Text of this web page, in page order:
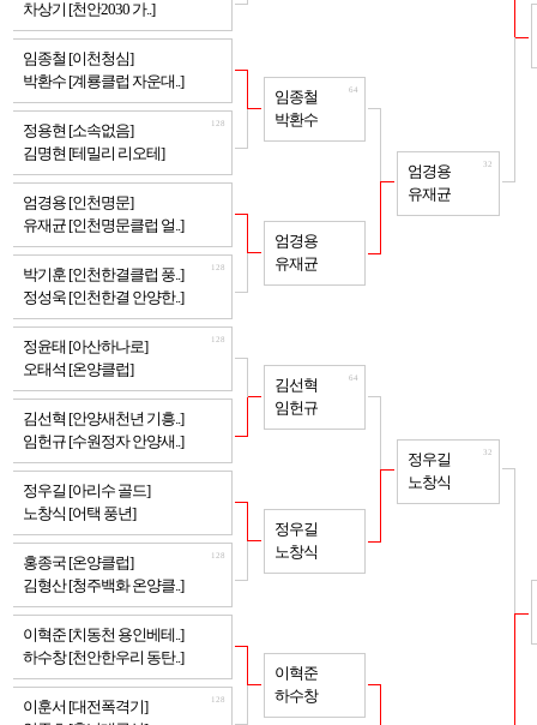
차상기 [천안2030 가..]
임종철 [이천청심]
박환수 [계룡클럽 자운대..]
정용현 [소속없음]
김명현 [테밀리 리오테]
128
엄경용 [인천명문]
유재균 [인천명문클럽 얼..]
박기훈 [인천한결클럽 풍..]
정성욱 [인천한결 안양한..]
128
정윤태 [아산하나로]
오태석 [온양클럽]
128
김선혁 [안양새천년 기흥..]
임헌규 [수원정자 안양새..]
정우길 [아리수 골드]
노창식 [어택 풍년]
홍종국 [온양클럽]
김형산 [청주백화 온양클..]
128
이혁준 [치동천 용인베테..]
하수창 [천안한우리 동탄..]
이훈서 [대전폭격기]
128
임종철
박환수
64
엄경용
유재균
김선혁
임헌규
64
정우길
노창식
이혁준
하수창
엄경용
유재균
32
정우길
노창식
32